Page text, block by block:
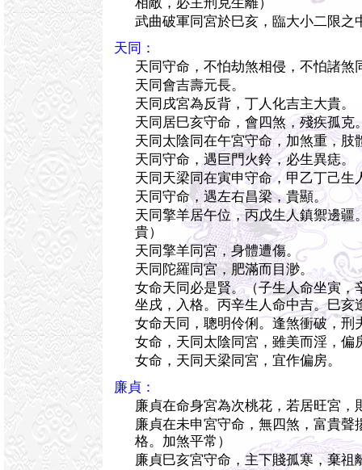
武曲破軍同宮於巳亥，臨大小二限之
天同：
天同守命，不怕劫煞相侵，不怕諸煞
天同會吉壽元長。
天同戌宮為反背，丁人化吉主大貴。
天同居巳亥守命，會四煞，殘疾孤克
天同太陰同在午宮守命，加煞重，肢
天同守命，遇巨門火鈴，必生異痣。
天同天梁同在寅申守命，甲乙丁己生
天同守命，遇左右昌梁，貴顯。
天同擎羊居午位，丙戊生人鎮禦邊疆
貴）
天同擎羊同宮，身體遭傷。
天同陀羅同宮，肥滿而目渺。
女命天同必是賢。（子生人命坐寅，
坐戌，入格。丙辛生人命中吉。巳亥
女命天同，聰明伶俐。逢煞衝破，刑
女命，天同太陰同宮，雖美而淫，偏
女命，天同天梁同宮，宜作偏房。
廉貞：
廉貞在命身宮為次桃花，若居旺宮，
廉貞在未申宮守命，無四煞，富貴聲
格。加煞平常）
廉貞巳亥宮守命，主下賤孤寒，棄祖